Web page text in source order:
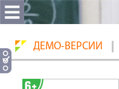
ДЕМО-ВЕРСИИ